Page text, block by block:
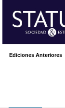
Ediciones Anteriores